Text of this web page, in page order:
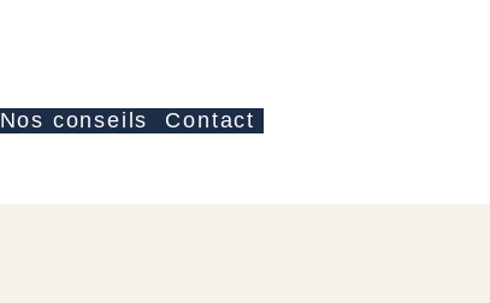
Nos conseils Contact